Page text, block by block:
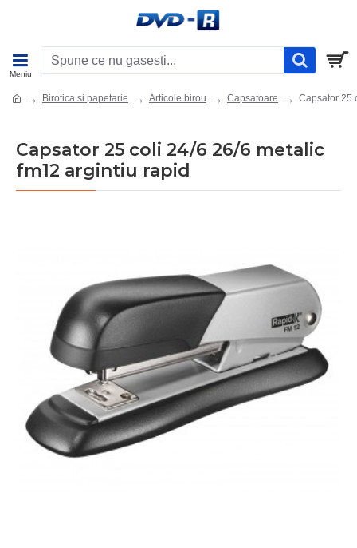
Birotica si papetarie Articole birou Capsatoare Capsator 25
Capsator 25 coli 24/6 26/6 metalic
fm12 argintiu rapid